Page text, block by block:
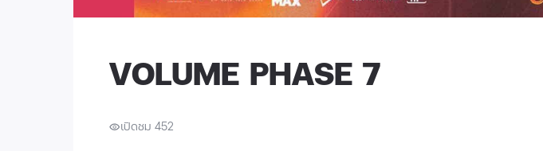
VOLUME PHASE 7
เปิดชม 452